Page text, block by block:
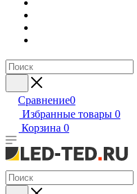
Сравнение0
Избранные товары 0
Корзина 0